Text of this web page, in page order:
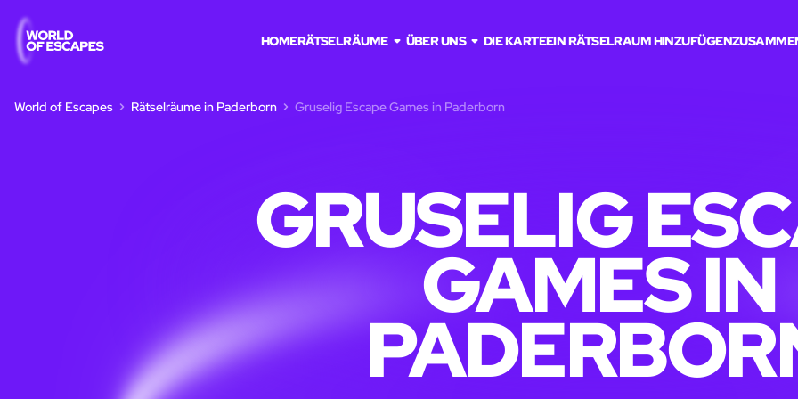
HOMERÄTSELRÄUME ÜBER UNS DIE KARTEEIN RÄTSELRAUM HINZUFÜGEN
World of Escapes Rätselräume in Paderborn Gruselig Escape Games in Paderborn
GRUSELIG
GAMES IN